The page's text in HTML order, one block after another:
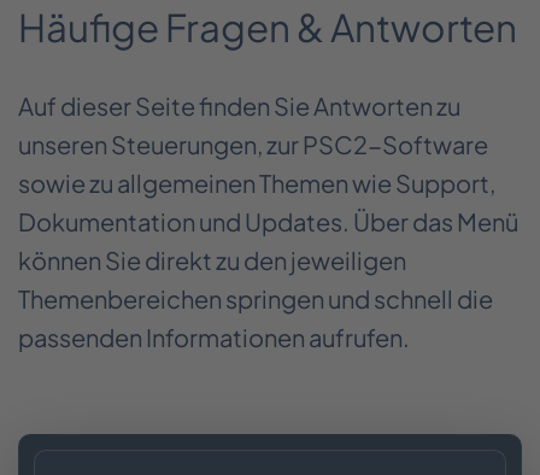
Häufige Fragen & Antworten
Auf dieser Seite finden Sie Antworten zu
unseren Steuerungen, zur PSC2-Software
sowie zu allgemeinen Themen wie Support,
Dokumentation und Updates. Über das Menü
können Sie direkt zu den jeweiligen
Themenbereichen springen und schnell die
passenden Informationen aufrufen.